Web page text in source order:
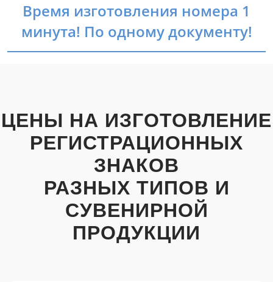
Время изготовления номера 1
минута! По одному документу!
ЦЕНЫ НА ИЗГОТОВЛЕНИЕ
РЕГИСТРАЦИОННЫХ
ЗНАКОВ
РАЗНЫХ ТИПОВ И
СУВЕНИРНОЙ
ПРОДУКЦИИ